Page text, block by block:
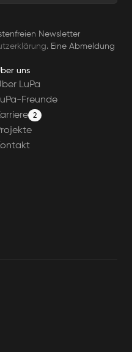
uns
LuPa
Freunde
2
Newsletter
. Eine Abmeldung